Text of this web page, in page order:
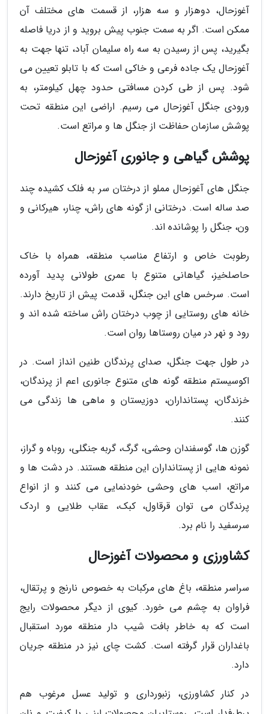
آغوزحال، دوهزار و سه هزار، از قسمت های مختلف آن
ممکن است. اگر به سمت جنوب پیش بروید و از دریا فاصله
بگیرید، پس از رسیدن به سه راه سلیمان آباد، تنها جهت به
آغوزحال یک جاده فرعی و خاکی است که با تابلو تعیین می
شود. پس از طی کردن مسافتی حدود چهل کیلومتر، به
ورودی جنگل آغوزحال می رسیم. اراضی این منطقه تحت
پوشش سازمان حفاظت از جنگل ها و مراتع است.
پوشش گیاهی و جانوری آغوزحال
جنگل های آغوزحال مملو از درختان سر به فلک کشیده چند
صد ساله است. درختانی از گونه های راش، چنار، هیرکانی و
ون، جنگل را پوشانده اند.
رطوبت خاص و ارتفاع مناسب منطقه، همراه با خاک
حاصلخیز، گیاهانی متنوع با عمری طولانی پدید آورده
است. سرخس های این جنگل، قدمت پیش از تاریخ دارند.
خانه های روستایی از چوب درختان راش ساخته شده اند و
رود و نهر در میان روستاها روان است.
در طول جهت جنگل، صدای پرندگان طنین انداز است. در
اکوسیستم منطقه گونه های متنوع جانوری اعم از پرندگان،
خزندگان، پستانداران، دوزیستان و ماهی ها زندگی می
کنند.
گوزن ها، گوسفندان وحشی، گرگ، گربه جنگلی، روباه و گراز،
نمونه هایی از پستانداران این منطقه هستند. در دشت ها و
مراتع، اسب های وحشی خودنمایی می کنند و از انواع
پرندگان می توان قرقاول، کبک، عقاب طلایی و اردک
سرسفید را نام برد.
کشاورزی و محصولات آغوزحال
سراسر منطقه، باغ های مرکبات به خصوص نارنج و پرتقال،
فراوان به چشم می خورد. کیوی از دیگر محصولات رایج
است که به خاطر بافت شیب دار منطقه مورد استقبال
باغداران قرار گرفته است. کشت چای نیز در منطقه جریان
دارد.
در کنار کشاورزی، زنبورداری و تولید عسل مرغوب هم